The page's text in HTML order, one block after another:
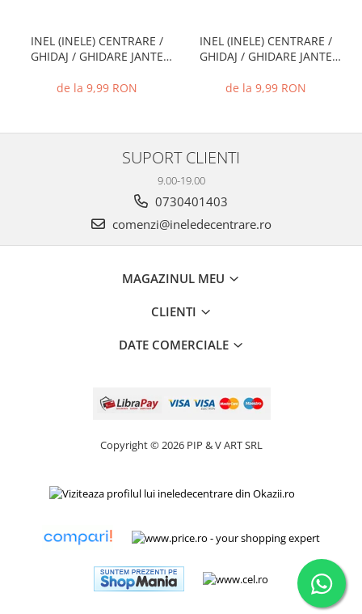
INEL (INELE) CENTRARE /
GHIDAJ / GHIDARE JANTE
de la 9,99 RON
INEL (INELE) CENTRARE /
GHIDAJ / GHIDARE JANTE
de la 9,99 RON
SUPORT CLIENTI
9.00-19.00
0730401403
comenzi@ineledecentrare.ro
MAGAZINUL MEU
CLIENTI
DATE COMERCIALE
Copyright © 2026 PIP & V ART SRL